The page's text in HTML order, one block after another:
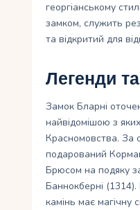
георгіанському
замком, служить
та відкритий для
Легенди
Замок Бларні
найвідомішою з
Красномовства. За
подарований
Брюсом на подяку
Баннокберні
камінь має магічну